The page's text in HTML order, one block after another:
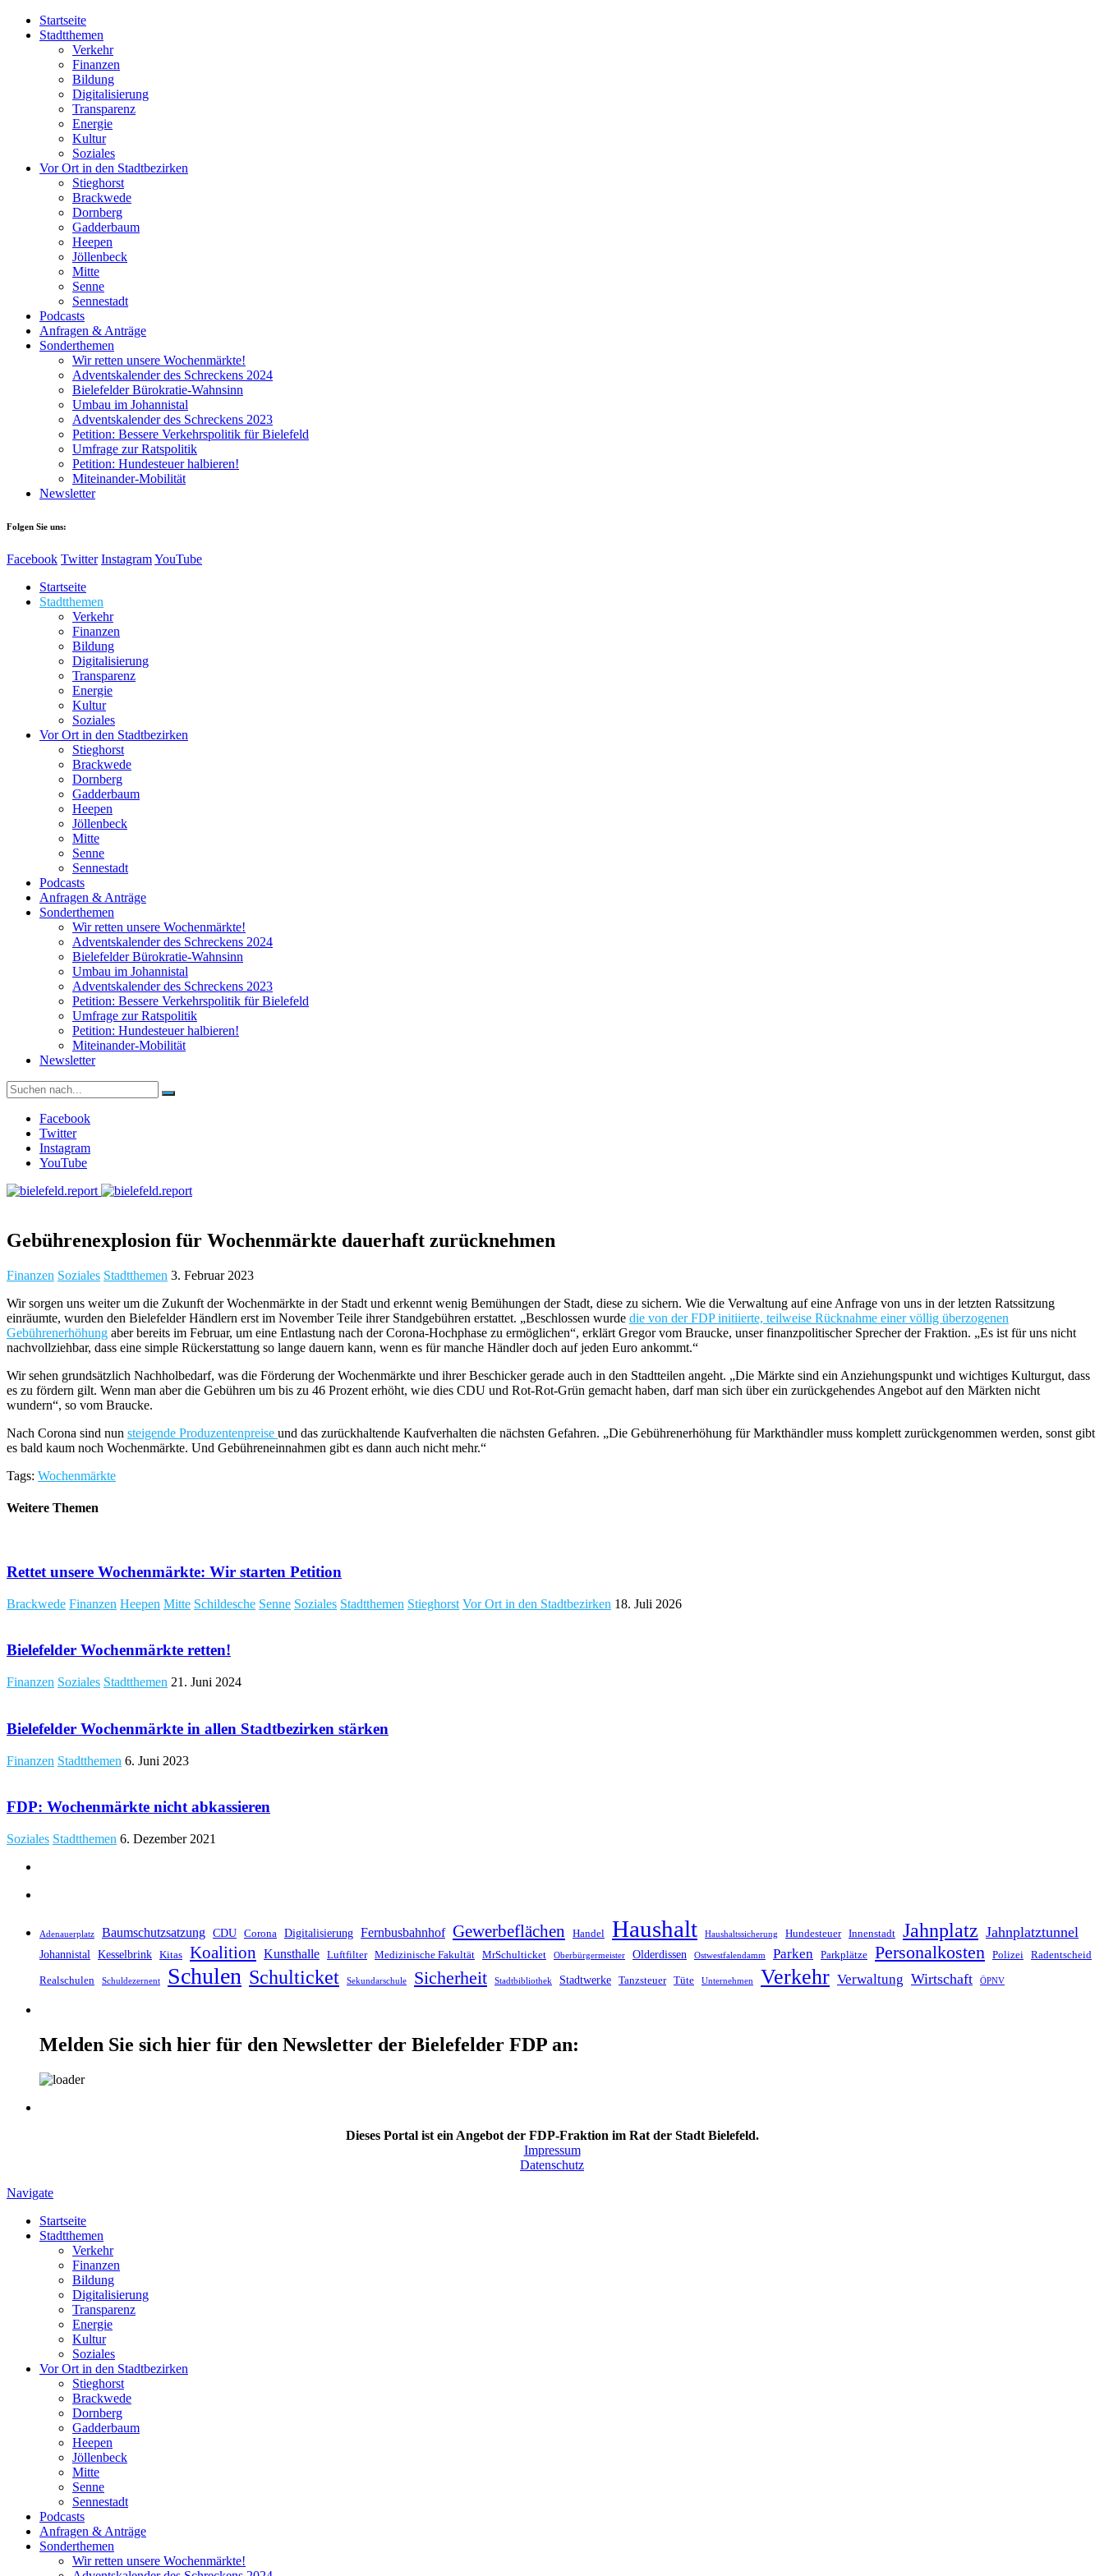
Startseite
Stadtthemen
Verkehr
Finanzen
Bildung
Digitalisierung
Transparenz
Energie
Kultur
Soziales
Vor Ort in den Stadtbezirken
Stieghorst
Brackwede
Dornberg
Gadderbaum
Heepen
Jöllenbeck
Mitte
Senne
Sennestadt
Podcasts
Anfragen & Anträge
Sonderthemen
Wir retten unsere Wochenmärkte!
Adventskalender des Schreckens 2024
Bielefelder Bürokratie-Wahnsinn
Umbau im Johannistal
Adventskalender des Schreckens 2023
Petition: Bessere Verkehrspolitik für Bielefeld​​
Umfrage zur Ratspolitik
Petition: Hundesteuer halbieren!
Miteinander-Mobilität
Newsletter
Folgen Sie uns:
Facebook Twitter InstagramYouTube
Startseite
Stadtthemen
Verkehr
Finanzen
Bildung
Digitalisierung
Transparenz
Energie
Kultur
Soziales
Vor Ort in den Stadtbezirken
Stieghorst
Brackwede
Dornberg
Gadderbaum
Heepen
Jöllenbeck
Mitte
Senne
Sennestadt
Podcasts
Anfragen & Anträge
Sonderthemen
Wir retten unsere Wochenmärkte!
Adventskalender des Schreckens 2024
Bielefelder Bürokratie-Wahnsinn
Umbau im Johannistal
Adventskalender des Schreckens 2023
Petition: Bessere Verkehrspolitik für Bielefeld​​
Umfrage zur Ratspolitik
Petition: Hundesteuer halbieren!
Miteinander-Mobilität
Newsletter
Suche
nach:
Facebook
Twitter
Instagram
YouTube
Gebührenexplosion für Wochenmärkte dauerhaft zurücknehmen
Finanzen Soziales Stadtthemen 3. Februar 2023
Wir sorgen uns weiter um die Zukunft der Wochenmärkte in der Stadt und erkennt wenig Bemühungen der Stadt, diese zu sichern. Wie die Verwaltung auf eine Anfrage von uns in der letzten Ratssitzung
einräumte, wurden den Bielefelder Händlern erst im November Teile ihrer Standgebühren erstattet. „Beschlossen wurde die von der FDP initiierte, teilweise Rücknahme einer völlig überzogenen
Gebührenerhöhung aber bereits im Februar, um eine Entlastung nach der Corona-Hochphase zu ermöglichen“, erklärt Gregor vom Braucke, unser finanzpolitischer Sprecher der Fraktion. „Es ist für uns nicht
nachvollziehbar, dass eine simple Rückerstattung so lange dauern kann, wenn es für manche Händler doch auf jeden Euro ankommt.“
Wir sehen grundsätzlich Nachholbedarf, was die Förderung der Wochenmärkte und ihrer Beschicker gerade auch in den Stadtteilen angeht. „Die Märkte sind ein Anziehungspunkt und wichtiges Kulturgut, dass
es zu fördern gilt. Wenn man aber die Gebühren um bis zu 46 Prozent erhöht, wie dies CDU und Rot-Rot-Grün gemacht haben, darf man sich über ein zurückgehendes Angebot auf den Märkten nicht
wundern“, so vom Braucke.
Nach Corona sind nun steigende Produzentenpreise und das zurückhaltende Kaufverhalten die nächsten Gefahren. „Die Gebührenerhöhung für Markthändler muss komplett zurückgenommen werden, sonst gibt
es bald kaum noch Wochenmärkte. Und Gebühreneinnahmen gibt es dann auch nicht mehr.“
Tags: Wochenmärkte
Weitere Themen
Rettet unsere Wochenmärkte: Wir starten Petition
Brackwede Finanzen Heepen Mitte Schildesche Senne Soziales Stadtthemen Stieghorst Vor Ort in den Stadtbezirken 18. Juli 2026
Bielefelder Wochenmärkte retten!
Finanzen Soziales Stadtthemen 21. Juni 2024
Bielefelder Wochenmärkte in allen Stadtbezirken stärken
Finanzen Stadtthemen 6. Juni 2023
FDP: Wochenmärkte nicht abkassieren
Soziales Stadtthemen 6. Dezember 2021
Adenauerplatz Baumschutzsatzung CDU Corona Digitalisierung Fernbusbahnhof Gewerbeflächen Handel Haushalt Haushaltssicherung Hundesteuer Innenstadt Jahnplatz Jahnplatztunnel
Johannistal Kesselbrink Kitas Koalition Kunsthalle Luftfilter Medizinische Fakultät MrSchulticket Oberbürgermeister Olderdissen Ostwestfalendamm Parken Parkplätze Personalkosten Polizei Radentscheid
Realschulen Schuldezernent Schulen Schulticket Sekundarschule Sicherheit Stadtbibliothek Stadtwerke Tanzsteuer Tüte Unternehmen Verkehr Verwaltung Wirtschaft ÖPNV
Melden Sie sich hier für den Newsletter der Bielefelder FDP an:
Dieses Portal ist ein Angebot der FDP-Fraktion im Rat der Stadt Bielefeld.
Impressum
Datenschutz
Navigate
Startseite
Stadtthemen
Verkehr
Finanzen
Bildung
Digitalisierung
Transparenz
Energie
Kultur
Soziales
Vor Ort in den Stadtbezirken
Stieghorst
Brackwede
Dornberg
Gadderbaum
Heepen
Jöllenbeck
Mitte
Senne
Sennestadt
Podcasts
Anfragen & Anträge
Sonderthemen
Wir retten unsere Wochenmärkte!